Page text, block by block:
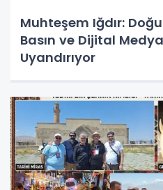
Muhteşem Iğdır:
Basın ve Dijital
Uyandırıyor